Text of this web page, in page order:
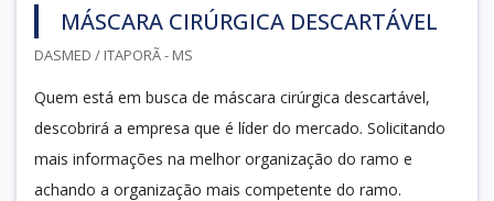
MÁSCARA CIRÚRGICA DESCARTÁVEL
DASMED / ITAPORÃ - MS
Quem está em busca de máscara cirúrgica descartável,
descobrirá a empresa que é líder do mercado. Solicitando
mais informações na melhor organização do ramo e
achando a organização mais competente do ramo.